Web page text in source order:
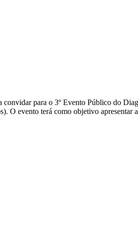
para o 3º Evento Público do
evento terá como objetivo apresentar